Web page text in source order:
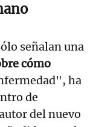
señalan una
cómo
ha
de
del nuevo